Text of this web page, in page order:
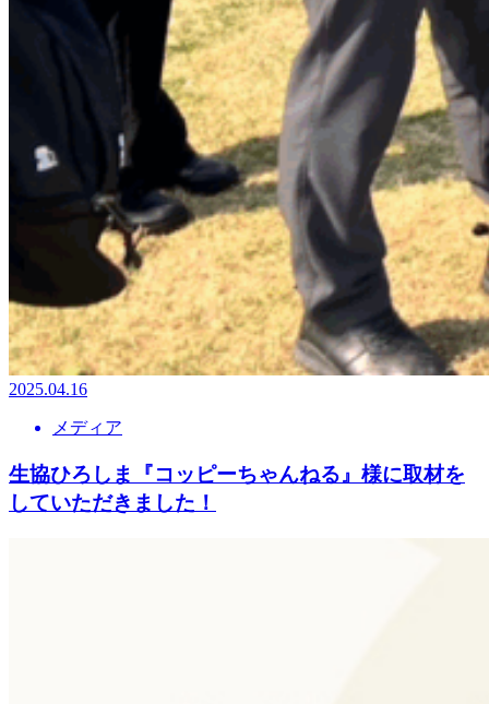
2025.04.16
メディア
生協ひろしま『コッピーちゃんねる』様に取材を
していただきました！